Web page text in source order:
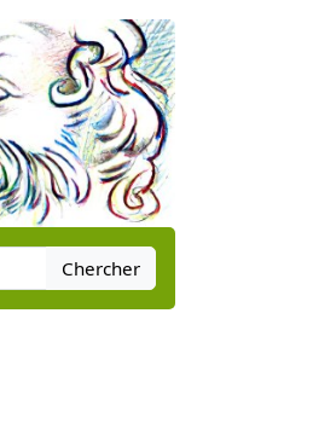
Chercher